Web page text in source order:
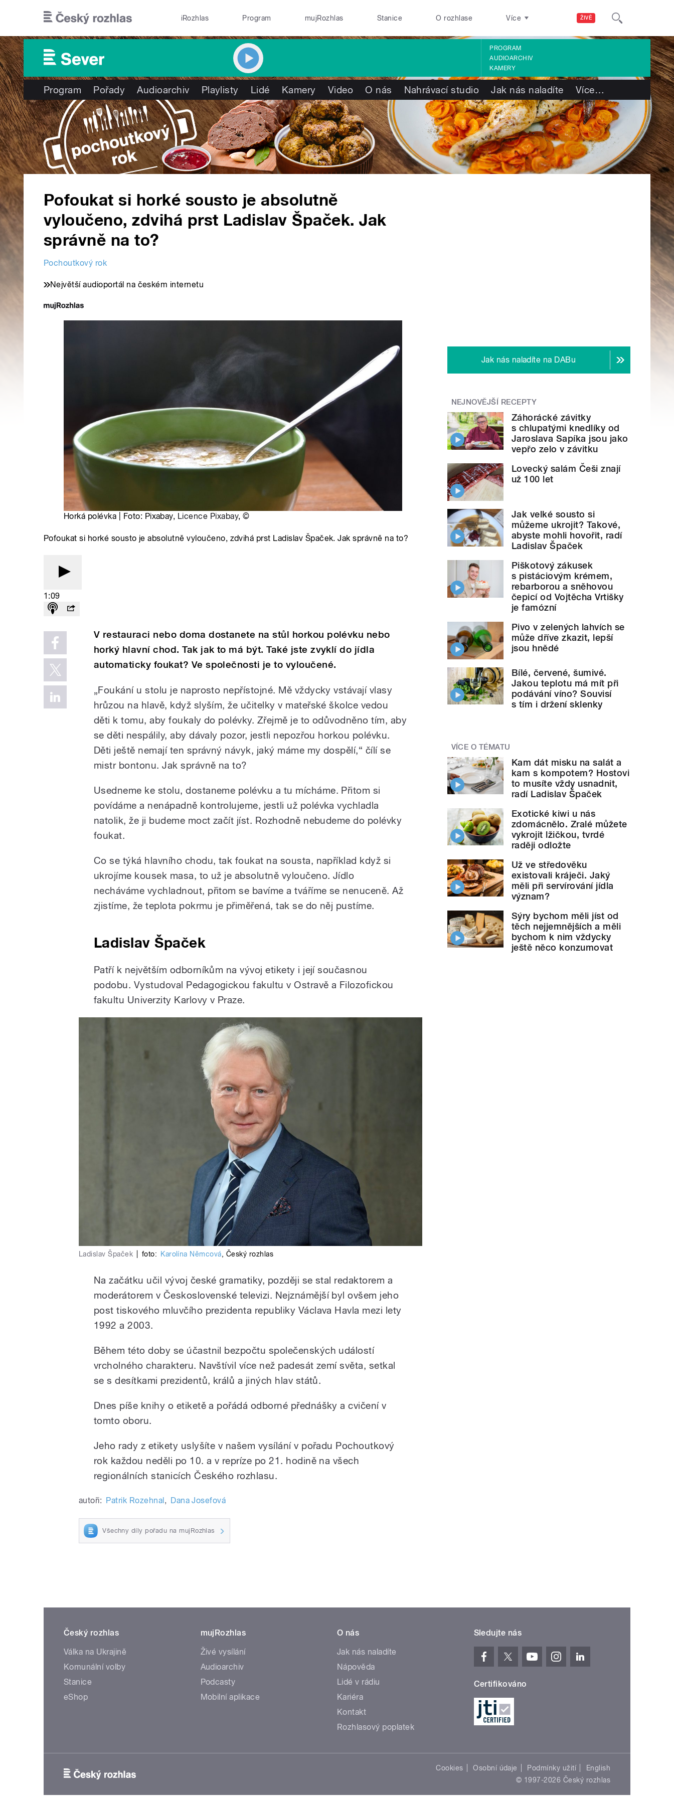
ŽIVĚ
iRozhlas Program mujRozhlas Stanice O rozhlase Více
PROGRAM
AUDIOARCHIV
KAMERY
Program Pořady Audioarchiv Playlisty Lidé Kamery Video O nás Nahrávací studio Jak nás naladíte Více…
Pofoukat si horké sousto je absolutně
vyloučeno, zdvihá prst Ladislav Špaček. Jak
správně na to?
Pochoutkový rok
Největší audioportál na českém internetu
Horká polévka | Foto: Pixabay, Licence Pixabay,©
Pofoukat si horké sousto je absolutně vyloučeno, zdvihá prst Ladislav Špaček. Jak správně na to?
1:09
V restauraci nebo doma dostanete na stůl horkou polévku nebo
horký hlavní chod. Tak jak to má být. Také jste zvyklí do jídla
automaticky foukat? Ve společnosti je to vyloučené.
„Foukání u stolu je naprosto nepřístojné. Mě vždycky vstávají vlasy
hrůzou na hlavě, když slyším, že učitelky v mateřské školce vedou
děti k tomu, aby foukaly do polévky. Zřejmě je to odůvodněno tím, aby
se děti nespálily, aby dávaly pozor, jestli nepozřou horkou polévku.
Děti ještě nemají ten správný návyk, jaký máme my dospělí,“ čílí se
mistr bontonu. Jak správně na to?
Usedneme ke stolu, dostaneme polévku a tu mícháme. Přitom si
povídáme a nenápadně kontrolujeme, jestli už polévka vychladla
natolik, že ji budeme moct začít jíst. Rozhodně nebudeme do polévky
foukat.
Co se týká hlavního chodu, tak foukat na sousta, například když si
ukrojíme kousek masa, to už je absolutně vyloučeno. Jídlo
necháváme vychladnout, přitom se bavíme a tváříme se nenuceně. Až
zjistíme, že teplota pokrmu je přiměřená, tak se do něj pustíme.
Ladislav Špaček
Patří k největším odborníkům na vývoj etikety i její současnou
podobu. Vystudoval Pedagogickou fakultu v Ostravě a Filozofickou
fakultu Univerzity Karlovy v Praze.
Ladislav Špaček foto: Karolína Němcová, Český rozhlas
Na začátku učil vývoj české gramatiky, později se stal redaktorem a
moderátorem v Československé televizi. Nejznámější byl ovšem jeho
post tiskového mluvčího prezidenta republiky Václava Havla mezi lety
1992 a 2003.
Během této doby se účastnil bezpočtu společenských událostí
vrcholného charakteru. Navštívil více než padesát zemí světa, setkal
se s desítkami prezidentů, králů a jiných hlav států.
Dnes píše knihy o etiketě a pořádá odborné přednášky a cvičení v
tomto oboru.
Jeho rady z etikety uslyšíte v našem vysílání v pořadu Pochoutkový
rok každou neděli po 10. a v repríze po 21. hodině na všech
regionálních stanicích Českého rozhlasu.
autoři: Patrik Rozehnal , Dana Josefová
Všechny díly pořadu na mujRozhlas
Jak nás naladíte na DABu
NEJNOVĚJŠÍ RECEPTY
Záhorácké závitky
s chlupatými knedlíky od
Jaroslava Sapíka jsou jako
vepřo zelo v závitku
Lovecký salám Češi znají
už 100 let
Jak velké sousto si
můžeme ukrojit? Takové,
abyste mohli hovořit, radí
Ladislav Špaček
Piškotový zákusek
s pistáciovým krémem,
rebarborou a sněhovou
čepicí od Vojtěcha Vrtišky
je famózní
Pivo v zelených lahvích se
může dříve zkazit, lepší
jsou hnědé
Bílé, červené, šumivé.
Jakou teplotu má mít při
podávání víno? Souvisí
s tím i držení sklenky
VÍCE O TÉMATU
Kam dát misku na salát a
kam s kompotem? Hostovi
to musíte vždy usnadnit,
radí Ladislav Špaček
Exotické kiwi u nás
zdomácnělo. Zralé můžete
vykrojit lžičkou, tvrdé
raději odložte
Už ve středověku
existovali kráječi. Jaký
měli při servírování jídla
význam?
Sýry bychom měli jíst od
těch nejjemnějších a měli
bychom k nim vždycky
ještě něco konzumovat
Český rozhlas
Válka na Ukrajině
Komunální volby
Stanice
eShop
mujRozhlas
Živé vysílání
Audioarchiv
Podcasty
Mobilní aplikace
O nás
Jak nás naladíte
Nápověda
Lidé v rádiu
Kariéra
Kontakt
Rozhlasový poplatek
Sledujte nás
Certifikováno
Cookies Osobní údaje Podmínky užití
English
© 1997-2026 Český rozhlas